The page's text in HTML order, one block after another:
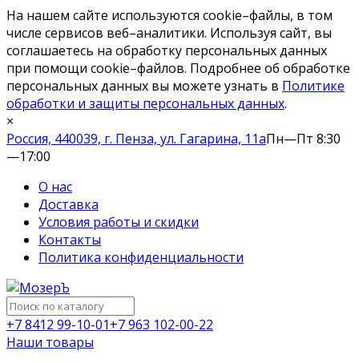
На нашем сайте используются cookie–файлы, в том
числе сервисов веб–аналитики. Используя сайт, вы
соглашаетесь на обработку персональных данных
при помощи cookie–файлов. Подробнее об обработке
персональных данных вы можете узнать в Политике
обработки и защиты персональных данных.
×
Россия, 440039, г. Пенза, ул. Гагарина, 11аПн—Пт 8:30
—17:00
О нас
Доставка
Условия работы и скидки
Контакты
Политика конфиденциальности
+7 8412 99-10-01+7 963 102-00-22
Наши товары